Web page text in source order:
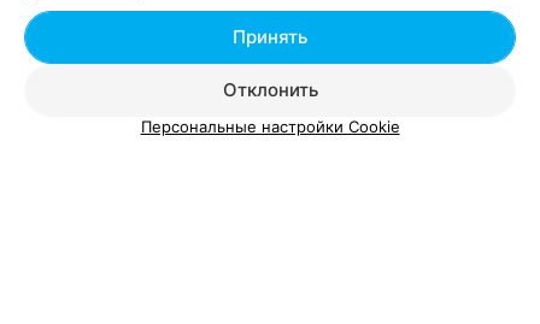
Отклонить
Принять
Персональные настройки Cookie